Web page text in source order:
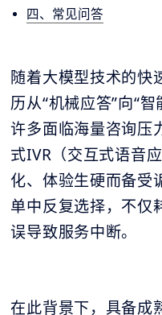
四、常见问答
随着大模型技术的快
历从“机械应答”向“
许多面临海量咨询压
式IVR（交互式语音
化、体验生硬而备受
单中反复选择，不仅
误导致服务中断。
在此背景下，具备成